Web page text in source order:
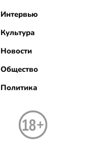
Интервью
Культура
Новости
Общество
Политика